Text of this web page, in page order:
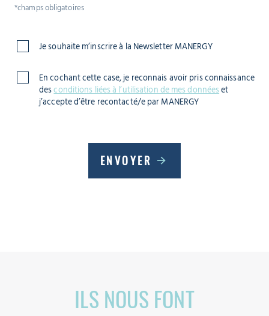
*champs obligatoires
Je souhaite m’inscrire à la Newsletter MANERGY
En cochant cette case, je reconnais avoir pris connaissance
desconditions liées à l’utilisation de mes données et
j’accepte d’être recontacté/e par MANERGY
ENVOYER
ILS NOUS FONT